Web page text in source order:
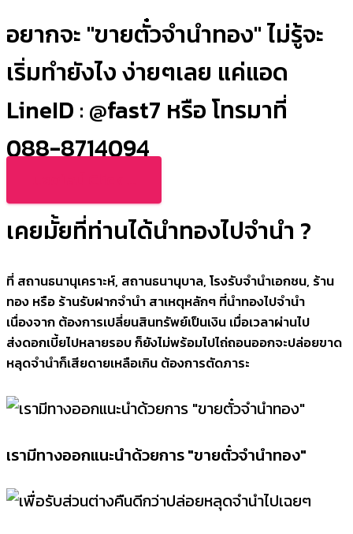
อยากจะ "ขายตั๋วจำนำทอง" ไม่รู้จะ
เริ่มทำยังไง ง่ายๆเลย แค่แอด
LineID : @fast7 หรือ โทรมาที่
088-8714094
เคยมั้ยที่ท่านได้นำทองไปจำนำ ?
ที่ สถานธนานุเคราะห์, สถานธนานุบาล, โรงรับจำนำเอกชน, ร้าน
ทอง หรือ ร้านรับฝากจำนำ สาเหตุหลักๆ ที่นำทองไปจำนำ
เนื่องจาก ต้องการเปลี่ยนสินทรัพย์เป็นเงิน เมื่อเวลาผ่านไป
ส่งดอกเบี้ยไปหลายรอบ ก็ยังไม่พร้อมไปไถ่ถอนออกจะปล่อยขาด
หลุดจำนำก็เสียดายเหลือเกิน ต้องการตัดภาระ
เรามีทางออกแนะนำด้วยการ "ขายตั๋วจำนำทอง"